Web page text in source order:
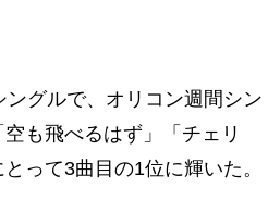
グルで、オリコン週間シン
も飛べるはず」「チェリ
って3曲目の1位に輝いた。